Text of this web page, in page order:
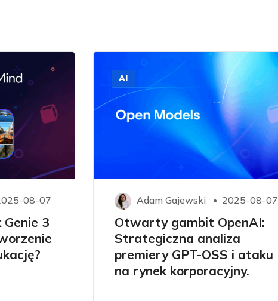
08-07
3
AI
Adam Gajewski 2025-08-07
Otwarty gambit OpenAI:
Strategiczna analiza
premiery GPT-OSS i ataku
na rynek korporacyjny.